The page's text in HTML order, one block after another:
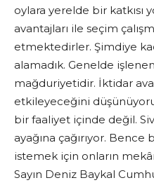
oylara yerelde bir katkısı
avantajları ile seçim
etmektedirler. Şimdiye
alamadık. Genelde
mağduriyetidir. İktidar
etkileyeceğini
bir faaliyet içinde değil.
ayağına çağırıyor.
istemek için onların
Sayın Deniz Baykal